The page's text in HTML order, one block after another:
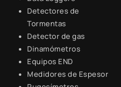
Detectores de
Tormentas
Detector de gas
Dinamómetros
Equipos END
Medidores de Espesor